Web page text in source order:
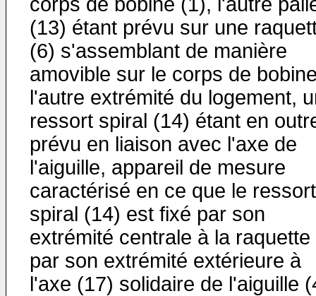
(13) étant pré­vu sur une
(6) s'assemblant de manière
amovi­ble sur le corps de
l'autre extrémité du lo­gement,
ressort spiral (14) étant en
prévu en liaison avec l'axe de
l'aiguille, appareil de mesure
caractérisé en ce que le ressort
spiral (14) est fixé par son
extrémité centrale à la raquette
par son extrémité extérieure à
l'axe (17) solidaire de l'ai­guille